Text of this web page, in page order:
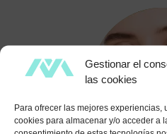
Gestionar el
las cookies
Para ofrecer las mejores experiencias,
cookies para almacenar y/o acceder a